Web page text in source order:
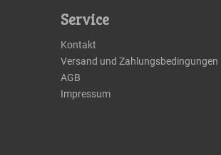
Service
Kontakt
Versand und Zahlungsbedingungen
AGB
Impressum